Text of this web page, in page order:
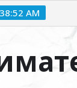
AM